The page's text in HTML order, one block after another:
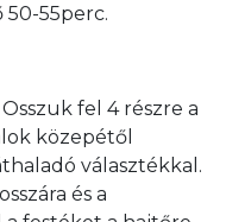
55perc.
fel 4 részre a
közepétől
választékkal.
és a